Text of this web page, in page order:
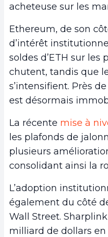
acheteuse sur les
Ethereum, de son
d’intérêt
soldes d’ETH sur les
chutent, tandis que
s’intensifient. Près
est désormais
La récente mise à
les plafonds de
plusieurs
consolidant ainsi la
L’adoption
également du côté
Wall Street.
milliard de dollars en